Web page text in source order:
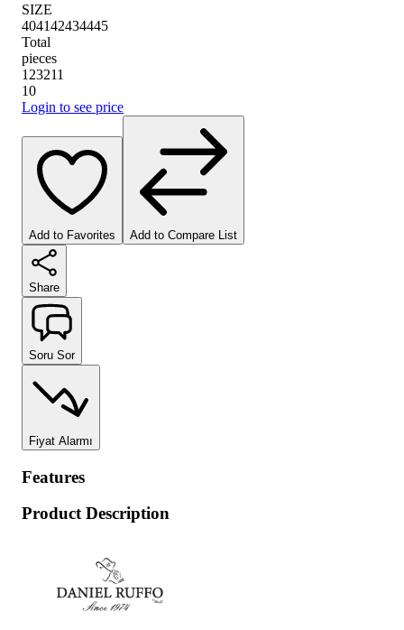
SIZE
404142434445
Total
pieces
1 23211
10
Login to see price
Add to Favorites Add to Compare List
Share
Soru Sor
Fiyat Alarmı
Features
Product Description